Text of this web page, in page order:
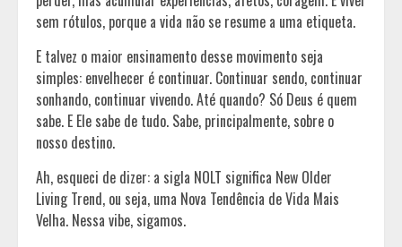
sem rótulos, porque a vida não se resume a uma etiqueta.
E talvez o maior ensinamento desse movimento seja
simples: envelhecer é continuar. Continuar sendo, continuar
sonhando, continuar vivendo. Até quando? Só Deus é quem
sabe. E Ele sabe de tudo. Sabe, principalmente, sobre o
nosso destino.
Ah, esqueci de dizer: a sigla NOLT significa New Older
Living Trend, ou seja, uma Nova Tendência de Vida Mais
Velha. Nessa vibe, sigamos.